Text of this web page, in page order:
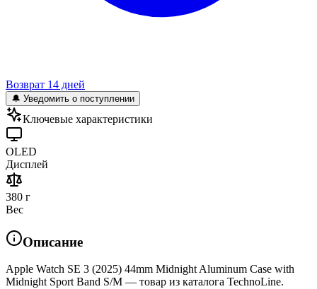
Возврат 14 дней
🔔 Уведомить о поступлении
Ключевые характеристики
OLED
Дисплей
380 г
Вес
Описание
Apple Watch SE 3 (2025) 44mm Midnight Aluminum Case with
Midnight Sport Band S/M — товар из каталога TechnoLine.